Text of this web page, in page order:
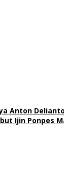
Anton
Ijin Ponpes